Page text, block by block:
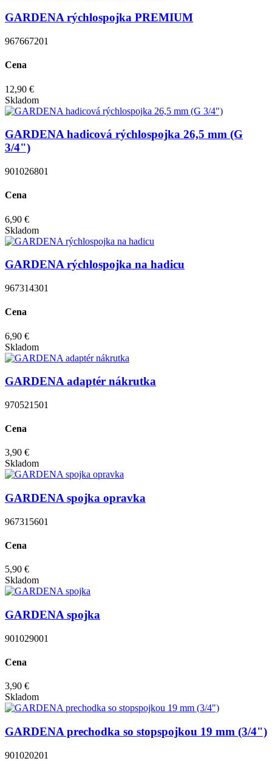
GARDENA rýchlospojka PREMIUM
967667201
Cena
12,90 €
Skladom
GARDENA hadicová rýchlospojka 26,5 mm (G
3/4")
901026801
Cena
6,90 €
Skladom
GARDENA rýchlospojka na hadicu
967314301
Cena
6,90 €
Skladom
GARDENA adaptér nákrutka
970521501
Cena
3,90 €
Skladom
GARDENA spojka opravka
967315601
Cena
5,90 €
Skladom
GARDENA spojka
901029001
Cena
3,90 €
Skladom
GARDENA prechodka so stopspojkou 19 mm (3/4")
901020201